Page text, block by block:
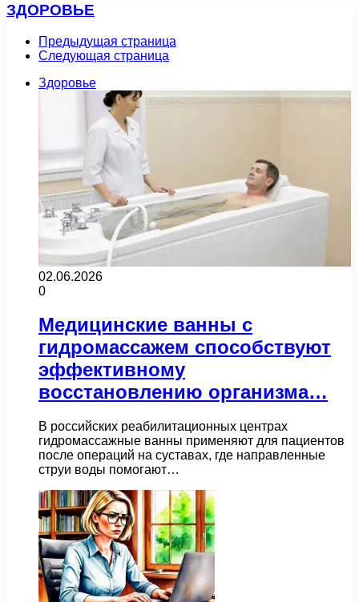
ЗДОРОВЬЕ
Предыдущая страница
Следующая страница
Здоровье
02.06.2026
0
Медицинские ванны с
гидромассажем способствуют
эффективному
восстановлению организма…
В российских реабилитационных центрах
гидромассажные ванны применяют для пациентов
после операций на суставах, где направленные
струи воды помогают…